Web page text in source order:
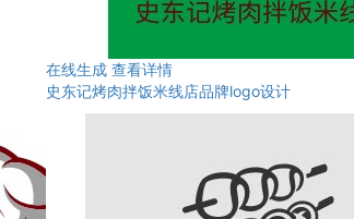
在线生成 查看详情
史东记烤肉拌饭米线店品牌logo设计